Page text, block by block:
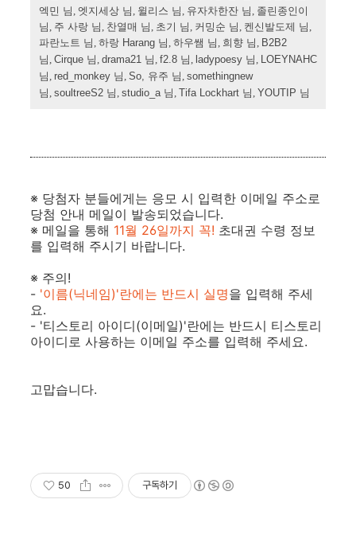
엑민 님 , 엣지세상 님 , 윌리스 님 , 유자차한잔 님 , 졸린종인이
님 , 주 사랑 님 , 찬열매 님 , 초기 님 , 커밍순 님 , 켄신발도제 님 ,
파란노트 님 , 하랑 Harang 님 , 하우쌤 님 , 희향 님 , B2B2
님 , Cirque 님 , drama21 님 , f2.8 님 , ladypoesy 님 , LOEYNAHC
님 , red_monkey 님 , So, 유주 님 , somethingnew
님 , soultreeS2 님 , studio_a 님 , Tifa Lockhart 님 , YOUTIP 님
※ 당첨자 분들에게는 응모 시 입력한 이메일 주소로
당첨 안내 메일이 발송되었습니다.
※ 메일을 통해 11월 26일까지 꼭! 초대권 수령 정보
를 입력해 주시기 바랍니다.
※ 주의!
- '이름(닉네임)'란에는 반드시 실명을 입력해 주세
요.
- '티스토리 아이디(이메일)'란에는 반드시 티스토리
아이디로 사용하는 이메일 주소를 입력해 주세요.
고맙습니다.
50 구독하기